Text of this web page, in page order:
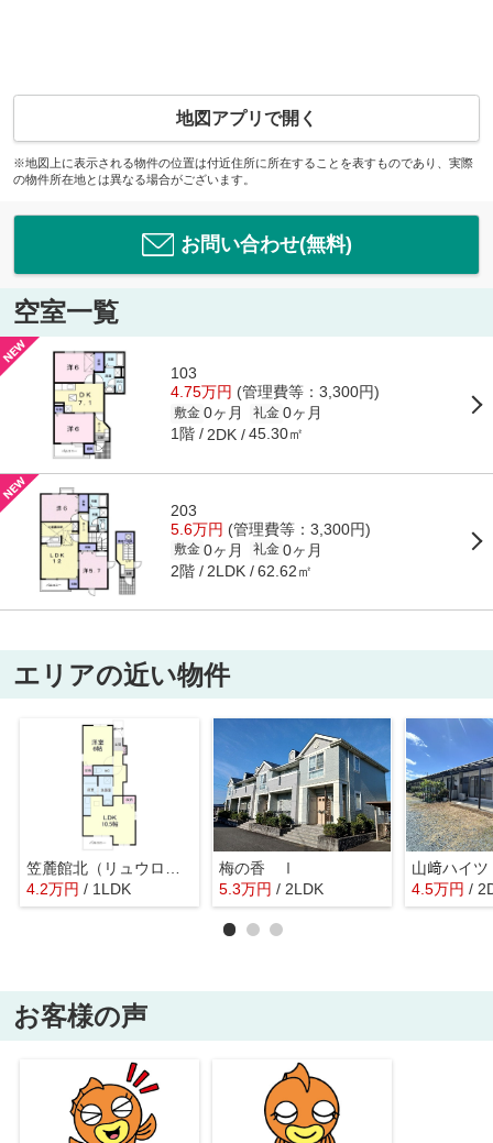
地図アプリで開く
※地図上に表示される物件の位置は付近住所に所在することを表すものであり、実際
の物件所在地とは異なる場合がございます。
お問い合わせ(無料)
空室一覧
103
4.75万円 (管理費等：3,300円)
敷金 0ヶ月 礼金 0ヶ月
1階 2DK 45.30㎡
203
5.6万円 (管理費等：3,300円)
敷金 0ヶ月 礼金 0ヶ月
2階 2LDK 62.62㎡
エリアの近い物件
4.2万円 / 1LDK
梅の香 Ⅰ
5.3万円 / 2LDK
山﨑ハイツ
4.5万円 /
お客様の声